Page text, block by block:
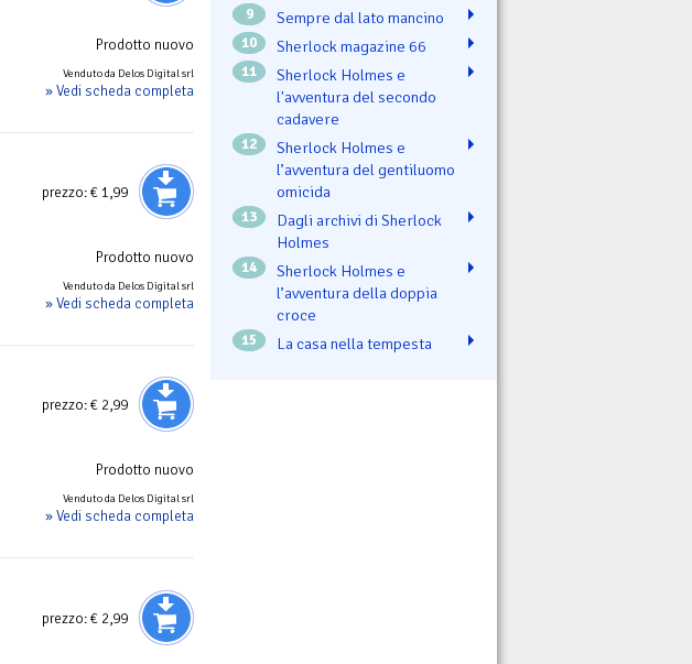
Prodotto nuovo
Venduto da Delos Digital srl
» Vedi scheda completa
prezzo:€ 1,99
Prodotto nuovo
Venduto da Delos Digital srl
» Vedi scheda completa
prezzo:€ 2,99
Prodotto nuovo
Venduto da Delos Digital srl
» Vedi scheda completa
prezzo:€ 2,99
9 Sempre dal lato mancino
10 Sherlock magazine 66
11
Sherlock Holmes e
l'avventura del secondo
cadavere
12
Sherlock Holmes e
l’avventura del gentiluomo
omicida
13
Dagli archivi di Sherlock
Holmes
14
Sherlock Holmes e
l’avventura della doppia
croce
15 La casa nella tempesta